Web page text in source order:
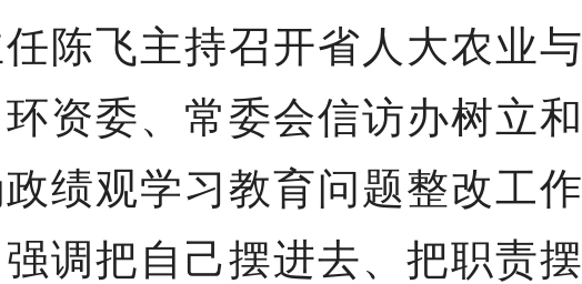
陈飞主持召开省人大农业与
资委、常委会信访办树立和
绩观学习教育问题整改工作
调把自己摆进去、把职责摆